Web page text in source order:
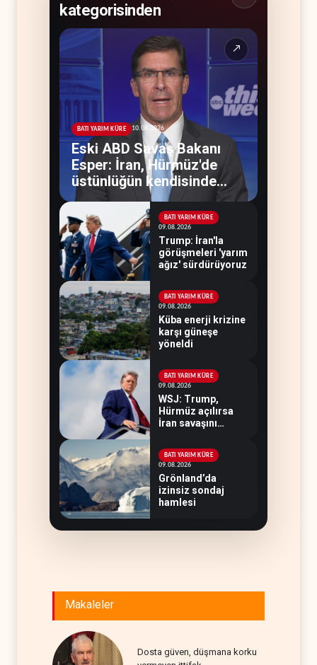
kategorisinden
↗
BATI YARIM KÜRE 10.08.2026
Eski ABD Savaş Bakanı
Esper: İran, Hürmüz'de
üstünlüğün kendisinde
olduğuna inanıyor
BATI YARIM KÜRE
09.08.2026
Trump: İran'la
görüşmeleri 'yarım
ağız' sürdürüyoruz
BATI YARIM KÜRE
09.08.2026
Küba enerji krizine
karşı güneşe
yöneldi
BATI YARIM KÜRE
09.08.2026
WSJ: Trump,
Hürmüz açılırsa
İran savaşını
BATI YARIM KÜRE
09.08.2026
Grönland’da
izinsiz sondaj
hamlesi
Makaleler
Dosta güven, düşmana korku